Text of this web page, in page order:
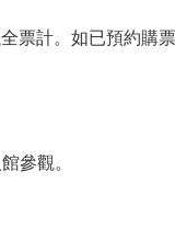
計。如已預約購
參觀。